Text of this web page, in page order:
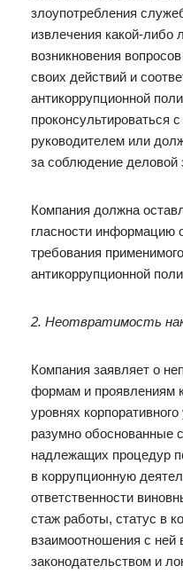
злоупотребления
извлечения какой-либо
возникновения
своих действий и
антикоррупционной
проконсультироваться
руководителем или
за соблюдение деловой
Компания должна
гласности информацию
требования
антикоррупционной
2. Неотвратимость
Компания заявляет о
формам и проявлениям
уровнях
разумно обоснованные
надлежащих процедур
в коррупционную
ответственности
стаж работы, статус в
взаимоотношения с
законодательством и